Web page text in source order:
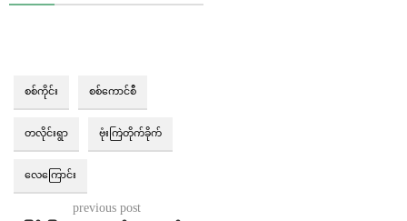
စစ်ကိုင်း စစ်ကောင်စီ
တလိုင်းရွာ ဗုံးကြဲတိုက်ခိုက်
လေကြောင်း
previous post